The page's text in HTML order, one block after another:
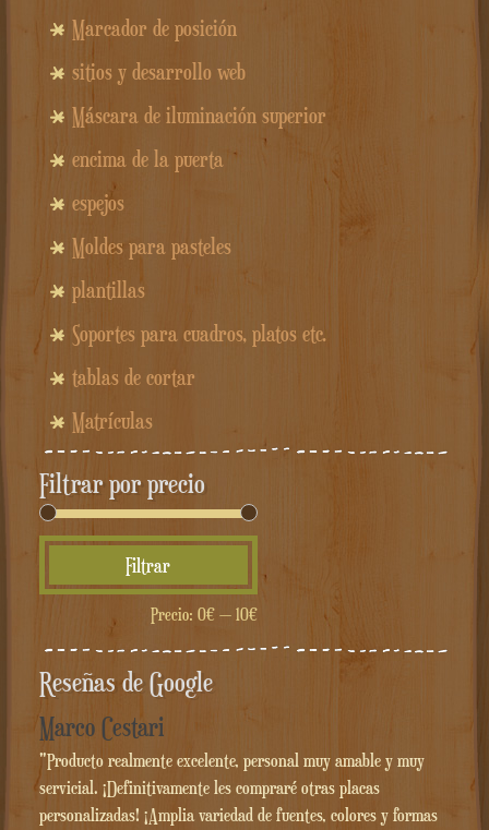
Marcador de posición
sitios y desarrollo web
Máscara de iluminación superior
encima de la puerta
espejos
Moldes para pasteles
plantillas
Soportes para cuadros, platos etc.
tablas de cortar
Matrículas
Filtrar por precio
mínimo
máximo
Filtrar
Precio: 0€— 10€
Reseñas de Google
Marco Cestari
"Producto realmente excelente, personal muy amable y muy
servicial. ¡Definitivamente les compraré otras placas
personalizadas! ¡Amplia variedad de fuentes, colores y formas